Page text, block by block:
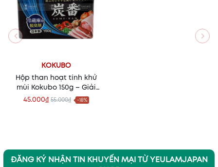
KOKUBO
Hộp than hoạt tính khử
mùi Kokubo 150g – Giải
pháp khử mùi, hút ẩm tự
nhiên từ Nhật Bản
45.000₫ 55.000₫ -18%
ĐĂNG KÝ NHẬN TIN KHUYẾN MẠI TỪ YEULAMJAPAN